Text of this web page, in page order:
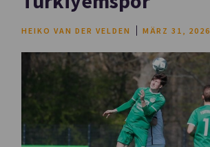
HEIKO VAN DER VELDEN MÄRZ 31, 2026